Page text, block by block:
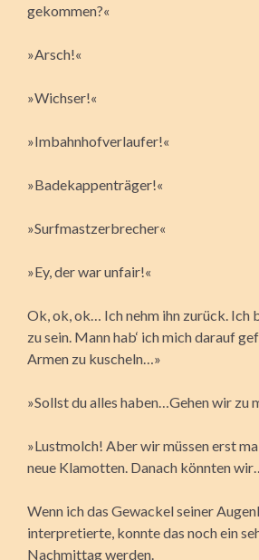
gekommen?«
»Arsch!«
»Wichser!«
»Imbahnhofverlaufer!«
»Badekappenträger!«
»Surfmastzerbrecher«
»Ey, der war unfair!«
Ok, ok, ok… Ich nehm ihn zurück. Ich
zu sein. Mann hab‘ ich mich darauf
Armen zu kuscheln…»
»Sollst du alles haben…Gehen wir zu
»Lustmolch! Aber wir müssen erst
neue Klamotten. Danach könnten
Wenn ich das Gewackel seiner
interpretierte, konnte das noch ein
Nachmittag werden.